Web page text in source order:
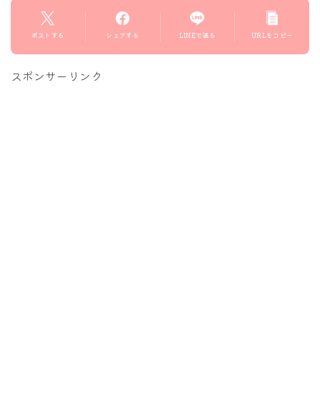
ポストする シェアする LINEで送る URLをコピー
スポンサーリンク